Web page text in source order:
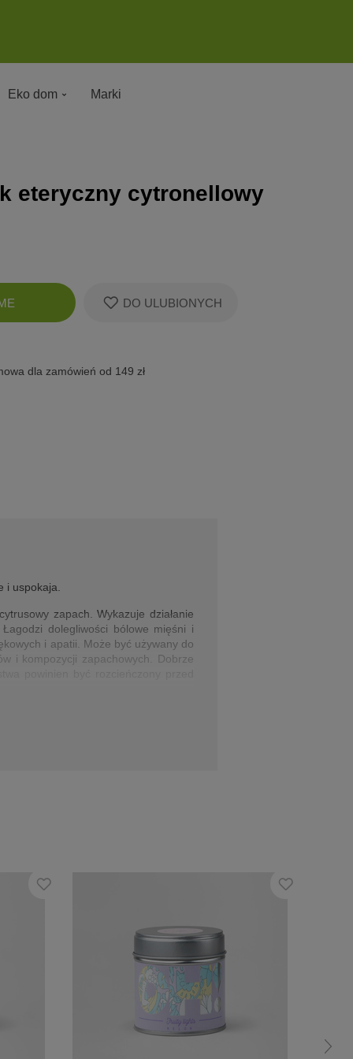
Eko dom Marki
eteryczny cytronellowy
Zobacz
koszykDO ULUBIONYCH
dla zamówień od 149 zł
i uspokaja.
zapach. Wykazuje działanie
dolegliwości bólowe mięśni i
i apatii. Może być używany do
i kompozycji zapachowych. Dobrze